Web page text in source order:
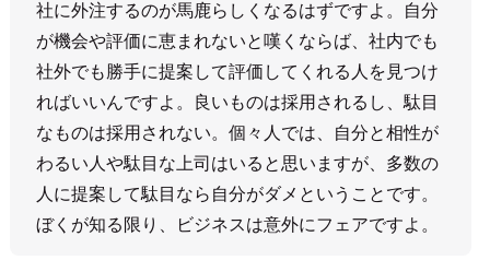
社に外注するのが馬鹿らしくなるはずですよ。自分
が機会や評価に恵まれないと嘆くならば、社内でも
社外でも勝手に提案して評価してくれる人を見つけ
ればいいんですよ。良いものは採用されるし、駄目
なものは採用されない。個々人では、自分と相性が
わるい人や駄目な上司はいると思いますが、多数の
人に提案して駄目なら自分がダメということです。
ぼくが知る限り、ビジネスは意外にフェアですよ。